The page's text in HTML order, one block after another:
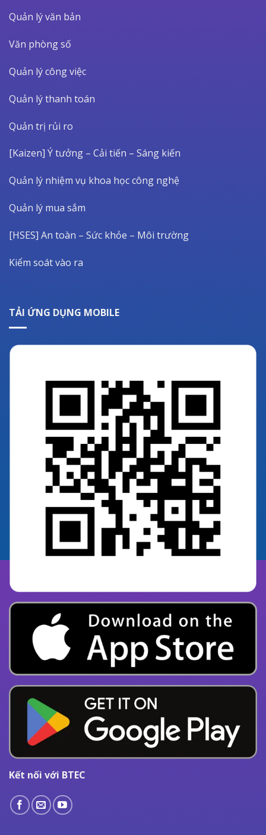
Quản lý văn bản
Văn phòng số
Quản lý công việc
Quản lý thanh toán
Quản trị rủi ro
[Kaizen] Ý tưởng – Cải tiến – Sáng kiến
Quản lý nhiệm vụ khoa học công nghệ
Quản lý mua sắm
[HSES] An toàn – Sức khỏe – Môi trường
Kiểm soát vào ra
TẢI ỨNG DỤNG MOBILE
Kết nối với BTEC